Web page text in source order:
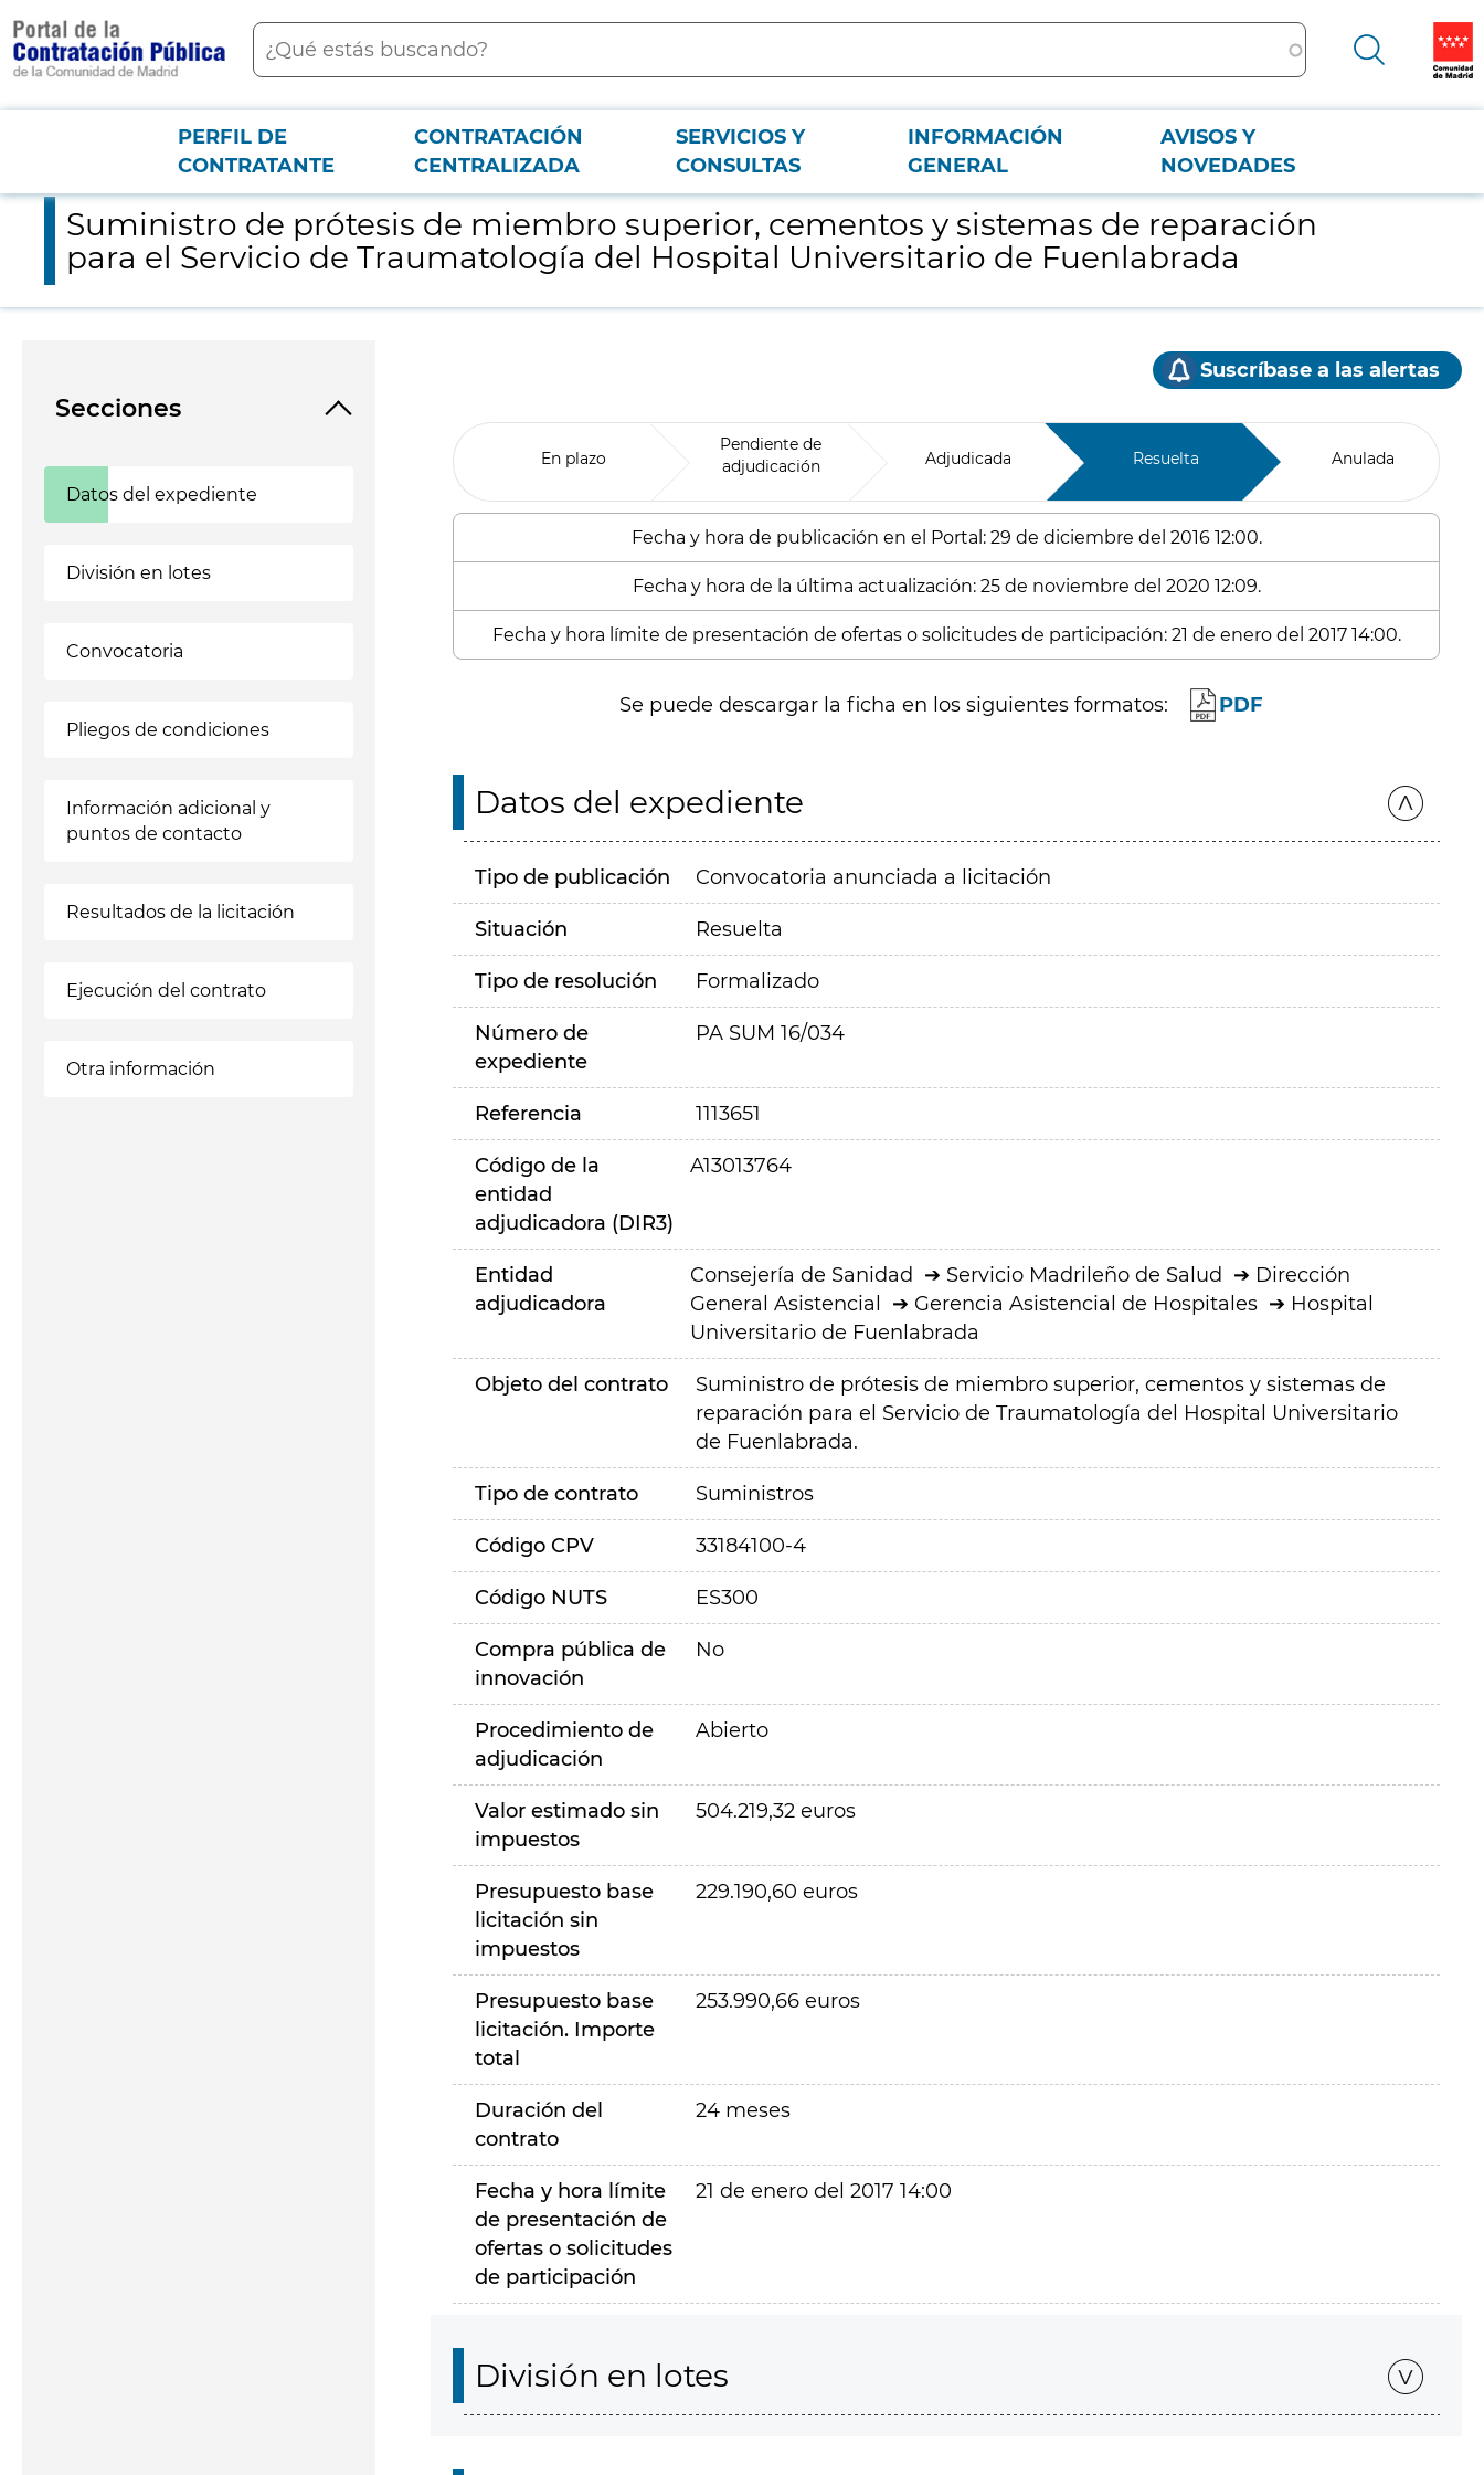
contenido
principal
Buscar
Menú PCON
PERFIL DE
CONTRATANTE
CONTRATACIÓN
CENTRALIZADA
SERVICIOS Y
CONSULTAS
INFORMACIÓN
GENERAL
AVISOS Y
NOVEDADES
Suministro de prótesis de miembro superior, cementos y sistemas de reparación para el Servicio de Traumatología del Hospital Universitario de Fuenlabrada
Suministro de prótesis de miembro superior, cementos y sistemas de reparación
para el Servicio de Traumatología del Hospital Universitario de Fuenlabrada
Secciones
Datos del expediente
División en lotes
Convocatoria
Pliegos de condiciones
Información adicional y
puntos de contacto
Resultados de la licitación
Ejecución del contrato
Otra información
Suscríbase a las alertas
En plazo
Pendiente de
adjudicación
Adjudicada Resuelta Anulada
Fecha y hora de publicación en el Portal: 29 de diciembre del 2016 12:00.
Fecha y hora de la última actualización: 25 de noviembre del 2020 12:09.
Fecha y hora límite de presentación de ofertas o solicitudes de participación: 21 de enero del 2017 14:00.
Se puede descargar la ficha en los siguientes formatos: PDF
Datos del expediente
Tipo de publicación Convocatoria anunciada a licitación
Situación Resuelta
Tipo de resolución Formalizado
Número de
expediente
PA SUM 16/034
Referencia 1113651
Código de la
entidad
adjudicadora (DIR3)
A13013764
Entidad
adjudicadora
Consejería de Sanidad Servicio Madrileño de Salud
Dirección
General Asistencial
Gerencia Asistencial de Hospitales
Hospital
Universitario de Fuenlabrada
Objeto del contrato
Suministro de prótesis de miembro superior, cementos y sistemas de
reparación para el Servicio de Traumatología del Hospital Universitario
de Fuenlabrada.
Tipo de contrato Suministros
Código CPV 33184100-4
Código NUTS ES300
Compra pública de
innovación
No
Procedimiento de
adjudicación
Abierto
Valor estimado sin
impuestos
504.219,32 euros
Presupuesto base
licitación sin
impuestos
229.190,60 euros
Presupuesto base
licitación. Importe
total
253.990,66 euros
Duración del
contrato
24 meses
Fecha y hora límite
de presentación de
ofertas o solicitudes
de participación
21 de enero del 2017 14:00
División en lotes